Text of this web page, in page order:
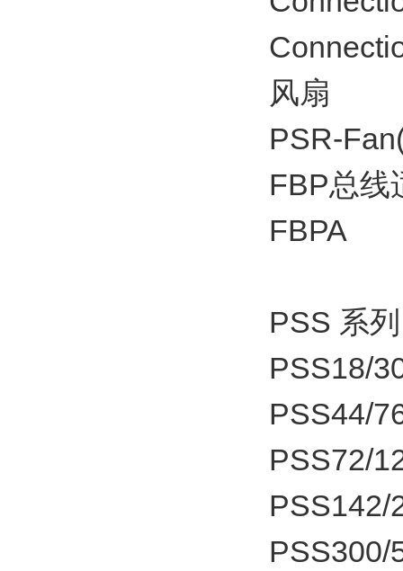
风扇
PSR-
FBP总线
FBPA
PSS 系
PSS18/
PSS44/
PSS72/
PSS142/
PSS300/